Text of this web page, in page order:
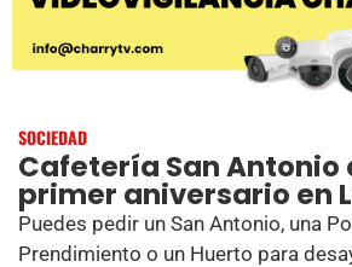
SOCIEDAD
Cafetería San Antonio
primer aniversario en
Puedes pedir un San Antonio, una
Prendimiento o un Huerto para